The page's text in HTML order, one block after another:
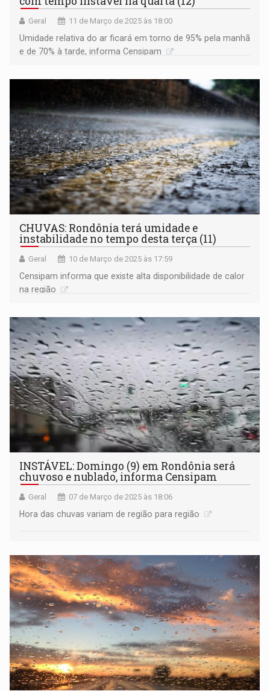
Geral 11 de Março de 2025 às 18:00
Umidade relativa do ar ficará em torno de 95% pela manhã
e de 70% à tarde, informa Censipam
CHUVAS: Rondônia terá umidade e
instabilidade no tempo desta terça (11)
Geral 10 de Março de 2025 às 17:59
Censipam informa que existe alta disponibilidade de calor
na região
INSTÁVEL: Domingo (9) em Rondônia será
chuvoso e nublado, informa Censipam
Geral 07 de Março de 2025 às 18:06
Hora das chuvas variam de região para região